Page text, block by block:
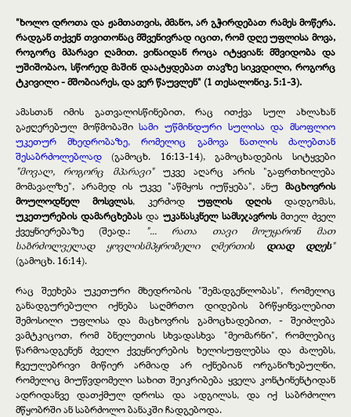
"ხოლო დროთა და ჟამთათვის, ძმანო, არ გჭირდებათ რამეს მოწერა.
რადგან თქვენ თვითონაც მშვენივრად იცით, რომ დღე უფლისა მოვა,
როგორც მპარავი ღამით. ვინაიდან როცა იტყვიან: მშვიდობა და
უშიშობაო, სწორედ მაშინ დაატყდებათ თავზე სიკვდილი, როგორც
ტკივილი - მშობიარეს, და ვერ წაუვლენ" (1 თესალონიკ. 5:1-3).
ამასთან იმის გათვალისწინებით, რაც ითქვა სულ ახლახან
გაჟღერებულ მოწმობაშისამი უწმინდური სულისა და მსოფლიო
უკეთურ მხედრობაზე, რომელიც გამოვა ნათლის ძალებთან
შესაბრძოლებლად (გამოცხ. 16:13-14), გამოცხადების სიტყვები
"მოვალ, როგორც მპარავი" უკვე აღარც არის "გაფრთხილება
მომავალზე", არამედ ის უკვე "აწმყოს იუწყება", ანუ მაცხოვრის
მოულოდნელ მოსვლას, კერძოდუფლის დღის დადგომას,
უკეთურების დამარცხებას და უკანასკნელ სამსჯავროსმთელ ძველ
ქვეყნიერებაზე (შეად.:
"... რათა თავი მოუყარონ მათ
საბრძოლველად ყოვლისმპყრობელი ღმერთის დიად დღეს"
(გამოცხ. 16:14).
რაც შეეხება უკეთური მხედრობის "შემადგენლობას", რომელიც
განადგურებული იქნება საღმრთო დიდების ბრწყინვალებით
შემოსილი უფლისა და მაცხოვრის გამოცხადებით, - შეიძლება
ვამტკიცოთ, რომ ბნელეთის სხვადასხვა "მეომარნი", რომლებიც
წარმოადგენენ ძველი ქვეყნიერების ხელისუფლებსა და ძალებს,
ჩვეულებრივი მიწიერ არმიად არ იქნებიან ორგანიზებულნი,
რომელიც მიუწვდომელი სახით შეიკრიბება ყველა კონტინენტიდან
ადრიდანვე დათქმულ დროსა და ადგილას, და იქ საბრძოლო
მწყობრში ან საბრძოლო ბანაკში ჩადგებოდა.